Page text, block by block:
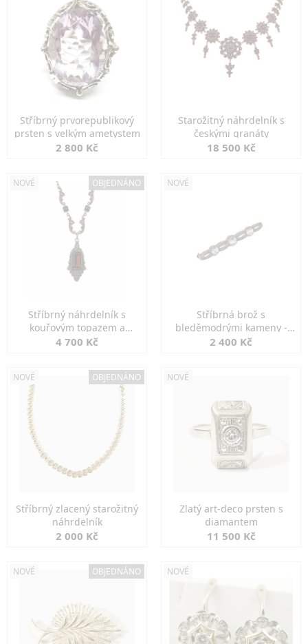
Stříbrný prvorepublikový
prsten s velkým ametystem
2 800 Kč
Starožitný náhrdelník s
českými granáty
18 500 Kč
NOVÉ OBJEDNÁNO
Stříbrný náhrdelník s
kouřovým topazem a
markazity
4 700 Kč
NOVÉ
Stříbrná brož s
bleděmodrými kameny -
jemná elegance
2 400 Kč
NOVÉ OBJEDNÁNO
Stříbrný zlacený starožitný
náhrdelník
2 000 Kč
NOVÉ
Zlatý art-deco prsten s
diamantem
11 500 Kč
NOVÉ OBJEDNÁNO NOVÉ